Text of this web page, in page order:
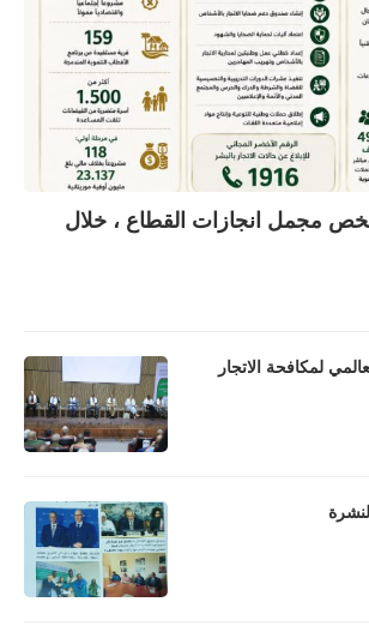
مجمل انجازات القطاع ، خلال
لمكافحة الاتجار